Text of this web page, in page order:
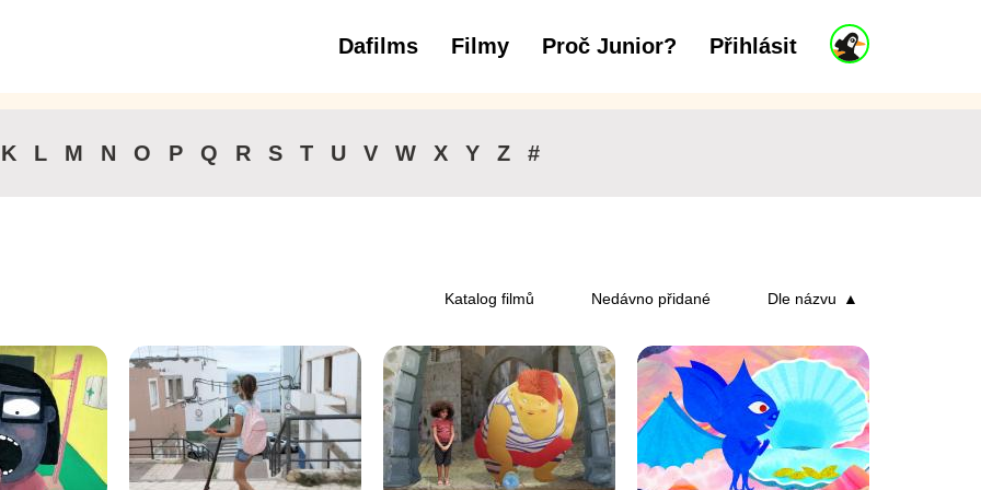
J
u
Dafilms Filmy Proč Junior? Přihlásit
3 až 6 let 7 až 11 let 12 a více let
K L M N O P Q R S T U V W X Y Z #
Katalog filmů Nedávno přidané Dle názvu